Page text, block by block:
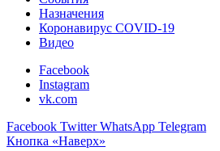
Назначения
Коронавирус COVID-19
Видео
Facebook
Instagram
vk.com
Facebook Twitter WhatsApp Telegram
Кнопка «Наверх»